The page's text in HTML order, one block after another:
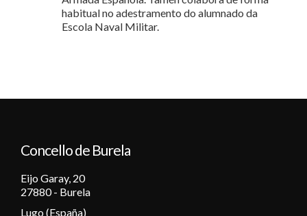
habitual no adestramento do alumnado da
Escola Naval Militar.
Concello de Burela
Eijo Garay, 20
27880 - Burela
Lugo (España)